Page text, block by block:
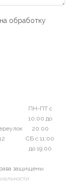
обработку
ПН-ПТ с
10:00 до
20:00
СБ с 11:00
до 19:00
защищены